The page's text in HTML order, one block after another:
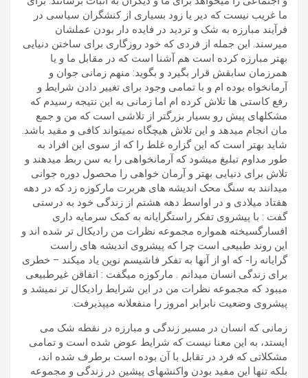
ما غریب نیست که دیر یا زود بسیاری از کنشگران سیاسی در
فرآیند مبارزه به شک و تردید در فایده دار بودن عملشان
میرسند. این جمله از فردی که خود روزگاری برای ساختن دنیایی
بهتر مبارزه کرده است هم آشنا است که در مقابل ما و یا
همرزمان سابقش قرار بگیرد و بگوید: منهم زمانی جوان و
آرمانخواه بوده ام و با تمامی وجود برای تغییر دادن شرایط و
رفع کاستی ها تلاش کرده ام اما زمانی به این نتیجه رسیدم که
مشکلهای پیش رو بسیار بزرگتر از تلاشی است که من و جمع
مان انجام میدهد و این تلاش هیچگاه نمیتواند کافی و مفید باشد.
شاید بهتر است که این گزاره غلط را که از سوی این افراد به
طور مداوم تبلیغ میشود که آرمانخواهی را به سن ربط میدهند و
تلاش برای دنیایی بهتر و آرمان خواهی را محصول دوره جوانی
میدانند به سنگ محک اندیشه های هربرت مارکوزه زد که در دهه
هفتاد میلادی و در اواسط دهه هشتم از زندگی خود به درستی
گفت : با پیشروی تفکر راستگرایانه به کمک سرمایه داری
افسارگسیخته همواره مجموعه نظرات من رادیکال تر شده اند و
این روند طبیعی است چرا که پیشروی اندیشه های راست
گرایانه را- که او از آنها به تفکر فاشیسم نوین یاد میکند – خطری
برای زندگی انسان میدانم . مارکوزه میگفت : اتفاقن غیرطبیعی
میبود که مجموعه نظرات من در این شرایط رادیکال تر نمیشد و
پیشروی وضعیت نابرابر امروز را منفعلانه میپذیرفت.
زمانی که انسان در مسیر زندگی و مبارزه در نقطه شک می
ایستد، به این معنا نیست که شرایط عوض شده است و تمامی
مشکلاتی که فرد در تقابل با آن بوده است برطرف شده اند،
بلکه تنها این مفید بودن واکنشهای پیشین در زندگی و مجموعه